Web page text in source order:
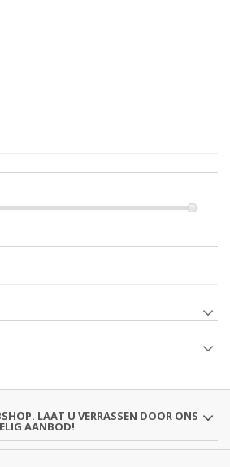
LAAT U VERRASSEN DOOR ONS
AANBOD!